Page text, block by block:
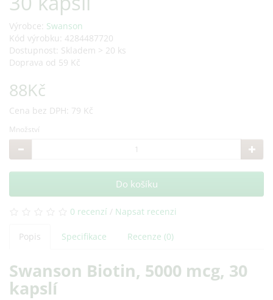
Výrobce: Swanson
Kód výrobku: 4284487720
Dostupnost: Skladem > 20 ks
Doprava od 59 Kč
88Kč
Cena bez DPH: 79 Kč
Množství
Do košíku
0 recenzí / Napsat recenzi
Popis Specifikace Recenze (0)
Swanson Biotin, 5000 mcg, 30
kapslí